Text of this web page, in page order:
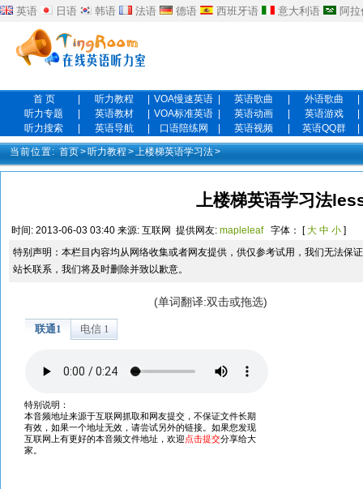
英语 日语 韩语 法语 德语 西班牙语 意大利语 阿
首 页 听力教程 VOA慢速英语 英语歌曲 外语歌曲
听力专题
英语教材 VOA标准英语 英语动画 英语游戏
听力搜索
英语导航 口语陪练网 英语视频 英语QQ群
当前位置: 首页>听力教程 >上楼梯英语学习法>
上楼梯英语学习法
时间: 2013-06-03 03:40 来源: 互联网 提供网友: mapleleaf 字体： [大 中 小 ]
特别声明：本栏目内容均从网络收集或者网友提供，供仅参考试用，我们无法保
站长联系，我们将及时删除并致以歉意。
(单词翻译:双击或拖选)